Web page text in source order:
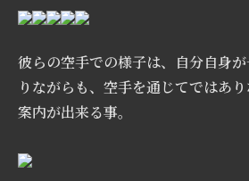
彼らの空手での様子は、自分自身
りながらも、空手を通じてではあ
案内が出来る事。